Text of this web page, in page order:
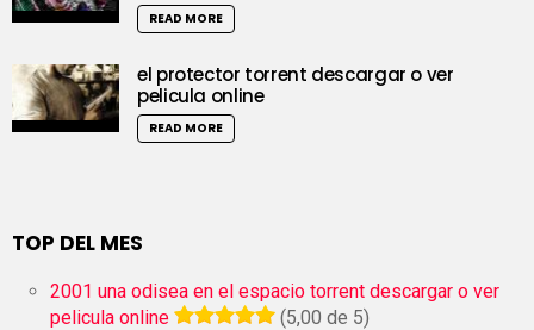
READ MORE
el protector torrent descargar o ver
pelicula online
READ MORE
TOP DEL MES
2001 una odisea en el espacio torrent descargar o ver
pelicula online
(5,00 de 5)